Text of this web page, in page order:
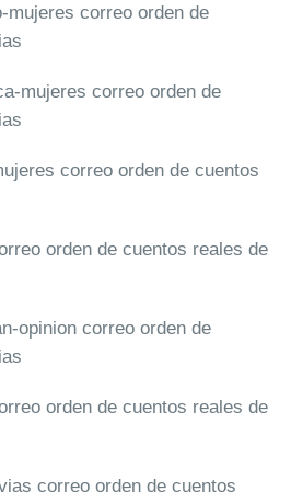
mujeres correo orden de
mujeres correo orden de
correo orden de cuentos
orden de cuentos reales de
opinion correo orden de
orden de cuentos reales de
correo orden de cuentos